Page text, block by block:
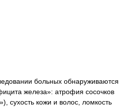
больных обнаруживаются
железа»: атрофия сосочков
сухость кожи и волос, ломкость